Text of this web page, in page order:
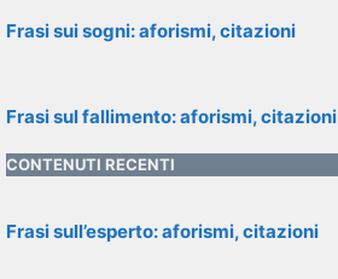
Frasi sui sogni: aforismi, citazioni
Frasi sul fallimento: aforismi, citazioni
CONTENUTI RECENTI
Frasi sull’esperto: aforismi, citazioni